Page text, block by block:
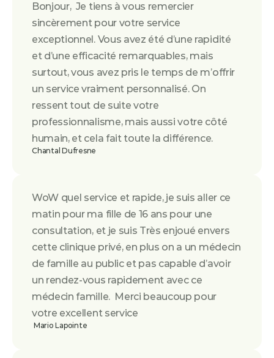
Bonjour,  Je tiens à vous remercier
sincèrement pour votre service
exceptionnel. Vous avez été d’une rapidité
et d’une efficacité remarquables, mais
surtout, vous avez pris le temps de m’offrir
un service vraiment personnalisé. On
ressent tout de suite votre
professionnalisme, mais aussi votre côté
humain, et cela fait toute la différence.
Chantal Dufresne
WoW quel service et rapide, je suis aller ce
matin pour ma fille de 16 ans pour une
consultation, et je suis Très enjoué envers
cette clinique privé, en plus on a un médecin
de famille au public et pas capable d’avoir
un rendez-vous rapidement avec ce
médecin famille.  Merci beaucoup pour
votre excellent service
Mario Lapointe